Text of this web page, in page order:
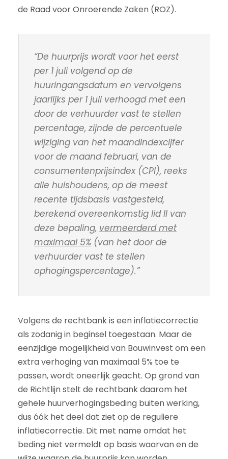
de Raad voor Onroerende Zaken (ROZ).
“De huurprijs wordt voor het eerst
per 1 juli volgend op de
huuringangsdatum en vervolgens
jaarlijks per 1 juli verhoogd met een
door de verhuurder vast te stellen
percentage, zijnde de percentuele
wijziging van het maandindexcijfer
voor de maand februari, van de
consumentenprijsindex (CPI), reeks
alle huishoudens, op de meest
recente tijdsbasis vastgesteld,
berekend overeenkomstig lid II van
deze bepaling, vermeerderd met
maximaal 5% (van het door de
verhuurder vast te stellen
ophogingspercentage).”
Volgens de rechtbank is een inflatiecorrectie
als zodanig in beginsel toegestaan. Maar de
eenzijdige mogelijkheid van Bouwinvest om een
extra verhoging van maximaal 5% toe te
passen, wordt oneerlijk geacht. Op grond van
de Richtlijn stelt de rechtbank daarom het
gehele huurverhogingsbeding buiten werking,
dus óók het deel dat ziet op de reguliere
inflatiecorrectie. Dit met name omdat het
beding niet vermeldt op basis waarvan en de